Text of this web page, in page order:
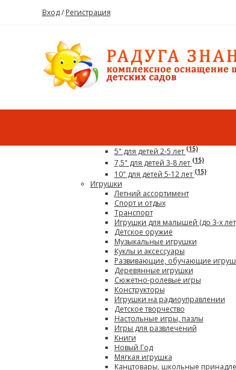
Вход/ Регистрация
5" для детей 2-5 лет(15)
7,5" для детей 3-8 лет(15)
10" для детей 5-12 лет(15)
Игрушки
Летний ассортимент
Спорт и отдых
Транспорт
Игрушки для малышей (до 3-х
Детское оружие
Музыкальные игрушки
Куклы и аксессуары
Развивающие, обучающие
Деревянные игрушки
Сюжетно-ролевые игры
Конструкторы
Игрушки на радиоуправлении
Детское творчество
Настольные игры, пазлы
Игры для развлечений
Книги
Новый Год
Мягкая игрушка
Канцтовары, школьные